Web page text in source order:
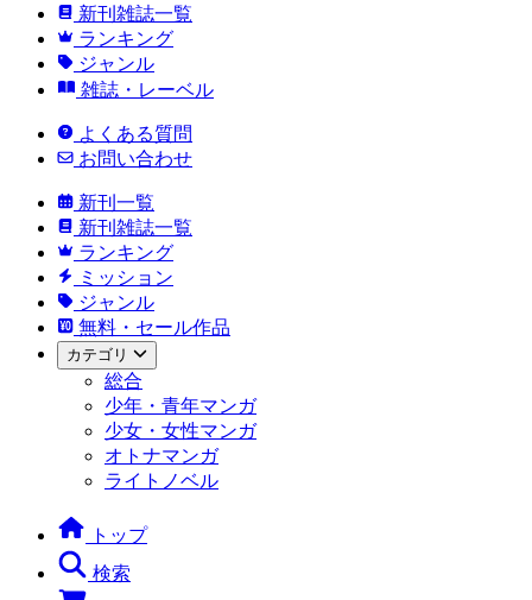
新刊雑誌一覧
ランキング
ジャンル
雑誌・レーベル
よくある質問
お問い合わせ
新刊一覧
新刊雑誌一覧
ランキング
ミッション
ジャンル
無料・セール作品
カテゴリ
総合
少年・青年マンガ
少女・女性マンガ
オトナマンガ
ライトノベル
トップ
検索